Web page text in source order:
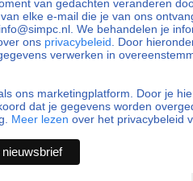
van gedachten veranderen
elke e-mail die je van ons
We behandelen je
ons privacybeleid. Door
verwerken in
ons marketingplatform. Door je
dat je gegevens worden
Meer lezen over het privacybeleid